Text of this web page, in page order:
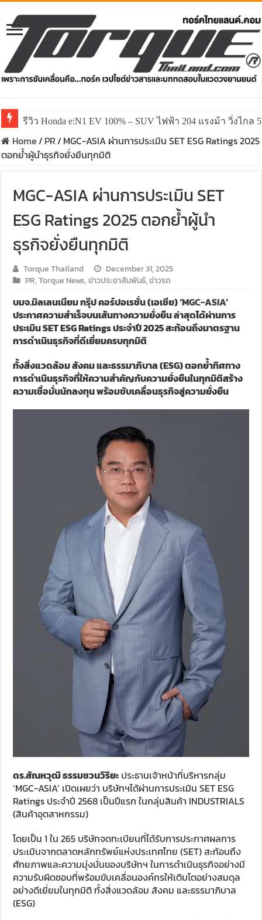
รีวิว Honda e:N1 EV 100% – SUV ไฟฟ้า 204 แรงม้า วิ่งไกล
Home/ PR/ MGC-ASIA ผ่านการประเมิน SET ESG Ratings 2025
ตอกย้ำผู้นำธุรกิจยั่งยืนทุกมิติ
MGC-ASIA ผ่านการประเมิน SET
ESG Ratings 2025 ตอกย้ำผู้นำ
ธุรกิจยั่งยืนทุกมิติ
Torque Thailand
December 31, 2025
PR,Torque News,ข่าวประชาสัมพันธ์,ข่าวรถ
บมจ.มิลเลนเนียม กรุ๊ป คอร์ปอเรชั่น (เอเชีย)‘MGC-ASIA’
ประกาศความสำเร็จบนเส้นทางความยั่งยืน ล่าสุดได้ผ่านการ
ประเมินSET ESG Ratingsประจำปี2025สะท้อนถึงมาตรฐาน
การดำเนินธุรกิจที่ดีเยี่ยมครบทุกมิติ
ทั้งสิ่งแวดล้อม สังคม และธรรมาภิบาล (ESG)ตอกย้ำทิศทาง
การดำเนินธุรกิจที่ให้ความสำคัญกับความยั่งยืนในทุกมิติสร้าง
ความเชื่อมั่นนักลงทุน พร้อมขับเคลื่อนธุรกิจสู่ความยั่งยืน
ดร.สัณหวุฒิ ธรรมชวนวิริยะ ประธานเจ้าหน้าที่บริหารกลุ่ม
‘MGC-ASIA’ เปิดเผยว่า บริษัทฯได้ผ่านการประเมิน SET ESG
Ratings ประจำปี 2568 เป็นปีแรก ในกลุ่มสินค้า INDUSTRIALS
(สินค้าอุตสาหกรรม)
โดยเป็น 1 ใน 265 บริษัทจดทะเบียนที่ได้รับการประกาศผลการ
ประเมินจากตลาดหลักทรัพย์แห่งประเทศไทย (SET) สะท้อนถึง
ศักยภาพและความมุ่งมั่นของบริษัทฯ ในการดำเนินธุรกิจอย่างมี
ความรับผิดชอบที่พร้อมขับเคลื่อนองค์กรให้เติบโตอย่างสมดุล
อย่างดีเยี่ยมในทุกมิติ ทั้งสิ่งแวดล้อม สังคม และธรรมาภิบาล
(ESG)